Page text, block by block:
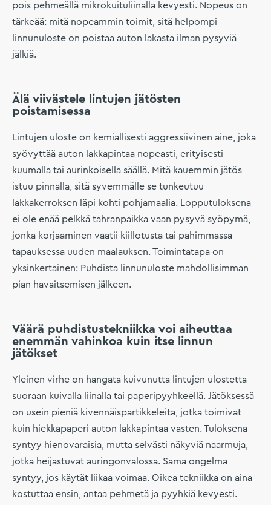
pois pehmeällä mikrokuituliinalla kevyesti. Nopeus on
tärkeää: mitä nopeammin toimit, sitä helpompi
linnunuloste on poistaa auton lakasta ilman pysyviä
jälkiä.
Älä viivästele lintujen jätösten
poistamisessa
Lintujen uloste on kemiallisesti aggressiivinen aine, joka
syövyttää auton lakkapintaa nopeasti, erityisesti
kuumalla tai aurinkoisella säällä. Mitä kauemmin jätös
istuu pinnalla, sitä syvemmälle se tunkeutuu
lakkakerroksen läpi kohti pohjamaalia. Lopputuloksena
ei ole enää pelkkä tahranpaikka vaan pysyvä syöpymä,
jonka korjaaminen vaatii kiillotusta tai pahimmassa
tapauksessa uuden maalauksen. Toimintatapa on
yksinkertainen: Puhdista linnunuloste mahdollisimman
pian havaitsemisen jälkeen.
Väärä puhdistustekniikka voi aiheuttaa
enemmän vahinkoa kuin itse linnun
jätökset
Yleinen virhe on hangata kuivunutta lintujen ulostetta
suoraan kuivalla liinalla tai paperipyyhkeellä. Jätöksessä
on usein pieniä kivennäispartikkeleita, jotka toimivat
kuin hiekkapaperi auton lakkapintaa vasten. Tuloksena
syntyy hienovaraisia, mutta selvästi näkyviä naarmuja,
jotka heijastuvat auringonvalossa. Sama ongelma
syntyy, jos käytät liikaa voimaa. Oikea tekniikka on aina
kostuttaa ensin, antaa pehmetä ja pyyhkiä kevyesti.